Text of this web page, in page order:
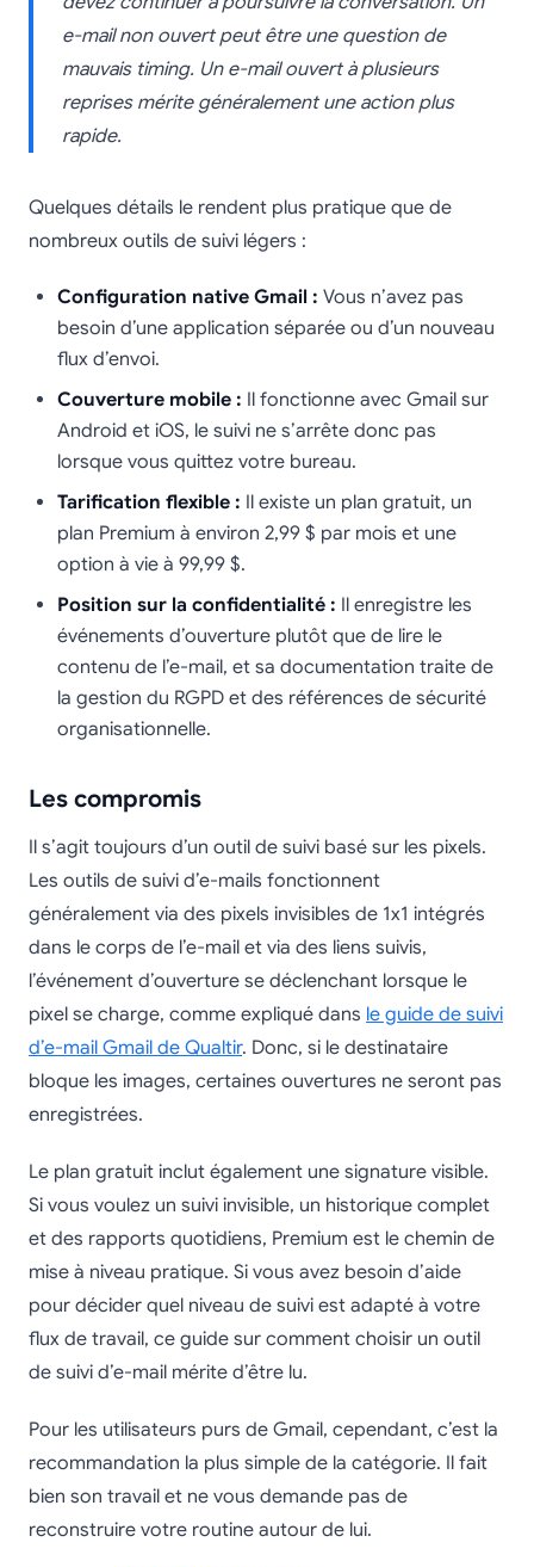
e-mail non ouvert peut être une question de
mauvais timing. Un e-mail ouvert à plusieurs
reprises mérite généralement une action plus
rapide.
Quelques détails le rendent plus pratique que de
nombreux outils de suivi légers :
Configuration native Gmail : Vous n’avez pas
besoin d’une application séparée ou d’un nouveau
flux d’envoi.
Couverture mobile : Il fonctionne avec Gmail sur
Android et iOS, le suivi ne s’arrête donc pas
lorsque vous quittez votre bureau.
Tarification flexible : Il existe un plan gratuit, un
plan Premium à environ 2,99 $ par mois et une
option à vie à 99,99 $.
Position sur la confidentialité : Il enregistre les
événements d’ouverture plutôt que de lire le
contenu de l’e-mail, et sa documentation traite de
la gestion du RGPD et des références de sécurité
organisationnelle.
Les compromis
Il s’agit toujours d’un outil de suivi basé sur les pixels.
Les outils de suivi d’e-mails fonctionnent
généralement via des pixels invisibles de 1x1 intégrés
dans le corps de l’e-mail et via des liens suivis,
l’événement d’ouverture se déclenchant lorsque le
pixel se charge, comme expliqué dans le guide de suivi
d’e-mail Gmail de Qualtir. Donc, si le destinataire
bloque les images, certaines ouvertures ne seront pas
enregistrées.
Le plan gratuit inclut également une signature visible.
Si vous voulez un suivi invisible, un historique complet
et des rapports quotidiens, Premium est le chemin de
mise à niveau pratique. Si vous avez besoin d’aide
pour décider quel niveau de suivi est adapté à votre
flux de travail, ce guide sur comment choisir un outil
de suivi d’e-mail mérite d’être lu.
Pour les utilisateurs purs de Gmail, cependant, c’est la
recommandation la plus simple de la catégorie. Il fait
bien son travail et ne vous demande pas de
reconstruire votre routine autour de lui.